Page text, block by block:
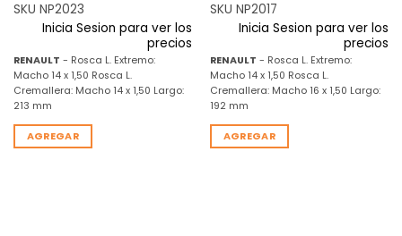
SKU NP2023
Inicia Sesion para ver los
precios
RENAULT - Rosca L. Extremo:
Macho 14 x 1,50 Rosca L.
Cremallera: Macho 14 x 1,50 Largo:
213 mm
AGREGAR
SKU NP2017
Inicia Sesion para ver los
precios
RENAULT - Rosca L. Extremo:
Macho 14 x 1,50 Rosca L.
Cremallera: Macho 16 x 1,50 Largo:
192 mm
AGREGAR